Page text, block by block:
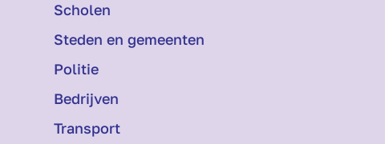
Scholen
Steden en gemeenten
Politie
Bedrijven
Transport